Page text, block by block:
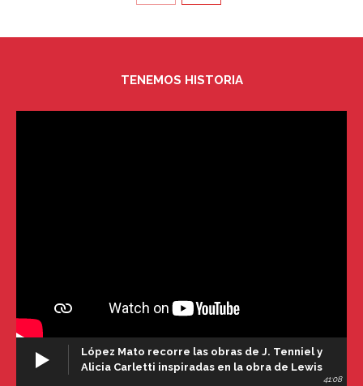
TENEMOS HISTORIA
López Mato recorre las obras de J. Tenniel y
Alicia Carletti inspiradas en la obra de Lewis
41:08